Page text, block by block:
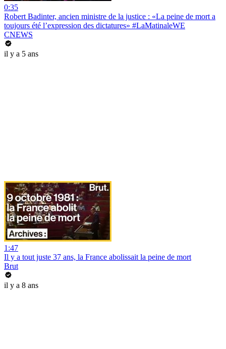
0:35
Robert Badinter, ancien ministre de la justice : «La peine de mort a
toujours été l’expression des dictatures» #LaMatinaleWE
CNEWS
il y a 5 ans
1:47
Il y a tout juste 37 ans, la France abolissait la peine de mort
Brut
il y a 8 ans